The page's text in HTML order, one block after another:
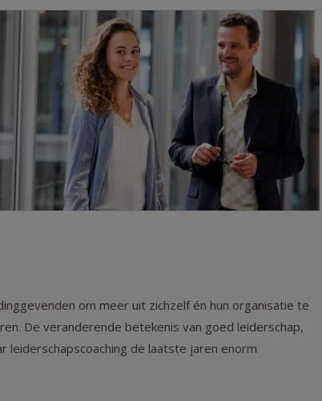
om meer uit zichzelf én hun organisatie te
De veranderende betekenis van goed leiderschap,
leiderschapscoaching de laatste jaren enorm